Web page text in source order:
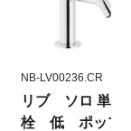
NB-LV00236.CR
リブ ソロ 単水
栓 低 ポップ